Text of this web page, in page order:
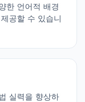
한 언어적 배경
공할 수 있습니
실력을 향상하